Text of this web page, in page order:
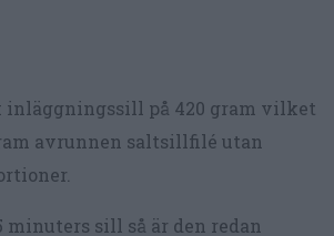
inläggningssill på 420 gram vilket
avrunnen saltsillfilé utan
minuters sill så är den redan